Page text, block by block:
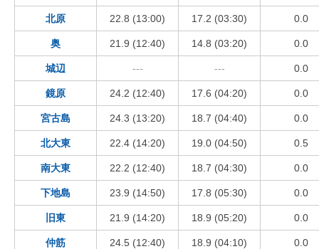
北原 22.8 (13:00) 17.2 (03:30) 0.0
奥 21.9 (12:40) 14.8 (03:20) 0.0
城辺 --- --- 0.0
鏡原 24.2 (12:40) 17.6 (04:20) 0.0
宮古島 24.3 (13:20) 18.7 (04:40) 0.0
北大東 22.4 (14:20) 19.0 (04:50) 0.5
南大東 22.2 (12:40) 18.7 (04:30) 0.0
下地島 23.9 (14:50) 17.8 (05:30) 0.0
旧東 21.9 (14:20) 18.9 (05:20) 0.0
仲筋 24.5 (12:40) 18.9 (04:10) 0.0